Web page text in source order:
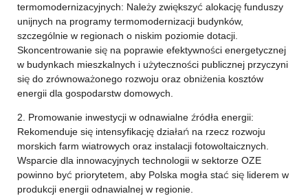
termomodernizacyjnych: Należy zwiększyć alokację funduszy
unijnych na programy termomodernizacji budynków,
szczególnie w regionach o niskim poziomie dotacji.
Skoncentrowanie się na poprawie efektywności energetycznej
w budynkach mieszkalnych i użyteczności publicznej przyczyni
się do zrównoważonego rozwoju oraz obniżenia kosztów
energii dla gospodarstw domowych.
2. Promowanie inwestycji w odnawialne źródła energii:
Rekomenduje się intensyfikację działań na rzecz rozwoju
morskich farm wiatrowych oraz instalacji fotowoltaicznych.
Wsparcie dla innowacyjnych technologii w sektorze OZE
powinno być priorytetem, aby Polska mogła stać się liderem w
produkcji energii odnawialnej w regionie.